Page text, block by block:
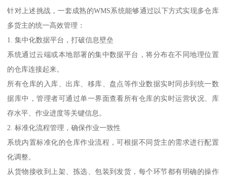
针对上述挑战，一套成熟的WMS系统能够通过以下方式实现多仓库
多货主的统一高效管理：
1. 集中化数据平台，打破信息壁垒
系统通过云端或本地部署的集中数据平台，将分布在不同地理位置
的仓库连接起来。
所有仓库的入库、出库、移库、盘点等作业数据实时同步到统一数
据库中，管理者可通过单一界面查看所有仓库的实时运营状况、库
存水平、作业进度等关键信息。
2. 标准化流程管理，确保作业一致性
系统内置标准化的仓库作业流程，可根据不同货主的需求进行配置
化调整。
从货物接收到上架、拣选、包装到发货，每个环节都有明确的操作